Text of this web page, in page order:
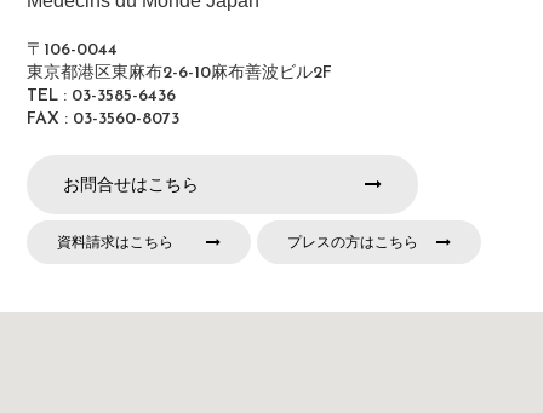
〒106-0044
東京都港区東麻布2-6-10麻布善波ビル2F
TEL : 03-3585-6436
FAX : 03-3560-8073
お問合せはこちら
資料請求はこちら プレスの方はこちら